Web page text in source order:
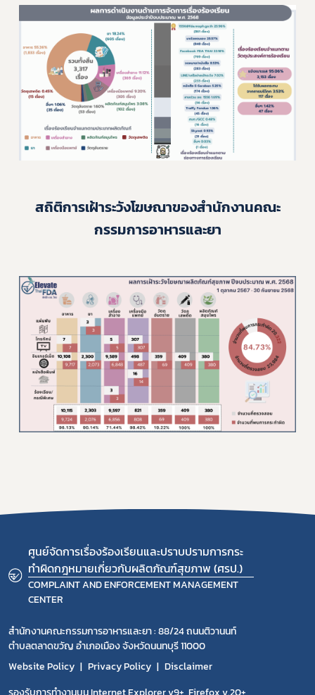
สถิติการเฝ้าระวังโฆษณาของสำนักงานคณะ
กรรมการอาหารและยา
ศูนย์จัดการเรื่องร้องเรียนและปราบปรามการกระ
ทำผิดกฎหมายเกี่ยวกับผลิตภัณฑ์สุขภาพ (ศรป.)
COMPLAINT AND ENFORCEMENT MANAGEMENT
CENTER
สำนักงานคณะกรรมการอาหารและยา : 88/24 ถนนติวานนท์
ตำบลตลาดขวัญ อำเภอเมือง จังหวัดนนทบุรี 11000
Website Policy
Privacy Policy
Disclaimer
Subscribe
เลือกหัวข้อที่ท่านต้องการ Subscribe
ร้องเรียนเครื่องสำอางค์